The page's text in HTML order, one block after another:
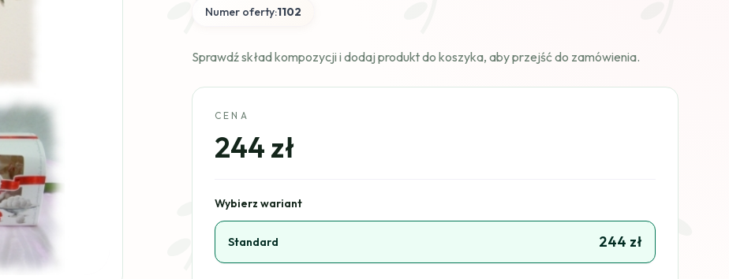
Numer oferty:1102
Sprawdź skład kompozycji i dodaj produkt do koszyka, aby przejść do zamówienia.
CENA
244 zł
Wybierz wariant
Standard 244 zł